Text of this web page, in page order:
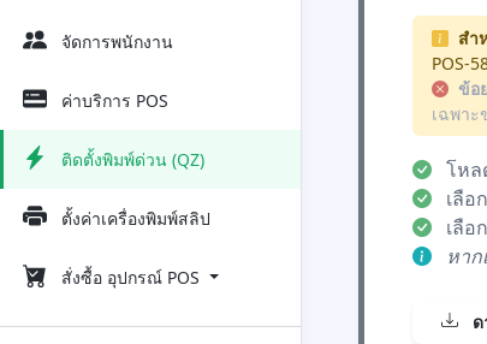
จัดการพนักงาน
ค่าบริการ POS
ติดตั้งพิมพ์ด่วน (QZ)
ตั้งค่าเครื่องพิมพ์สลิป
สั่งซื้อ อุปกรณ์ POS
สำ
POS-
ข้อ
เฉพา
โหล
เลือ
เลือ
หา